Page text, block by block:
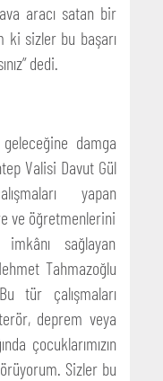
aracı satan bir
ki sizler bu başarı
dedi.
geleceğine damga
Valisi Davut Gül
yapan
ve öğretmenlerini
sağlayan
Tahmazoğlu
tür çalışmaları
deprem veya
çocuklarımızın
Sizler bu